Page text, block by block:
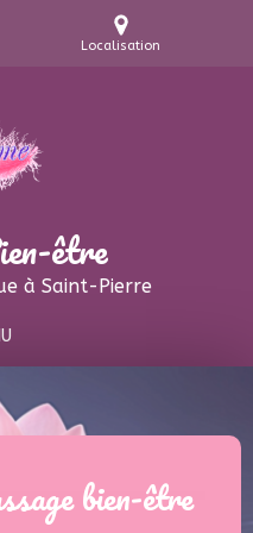
Localisation
être
à Saint-Pierre
Énergétique
bien-être